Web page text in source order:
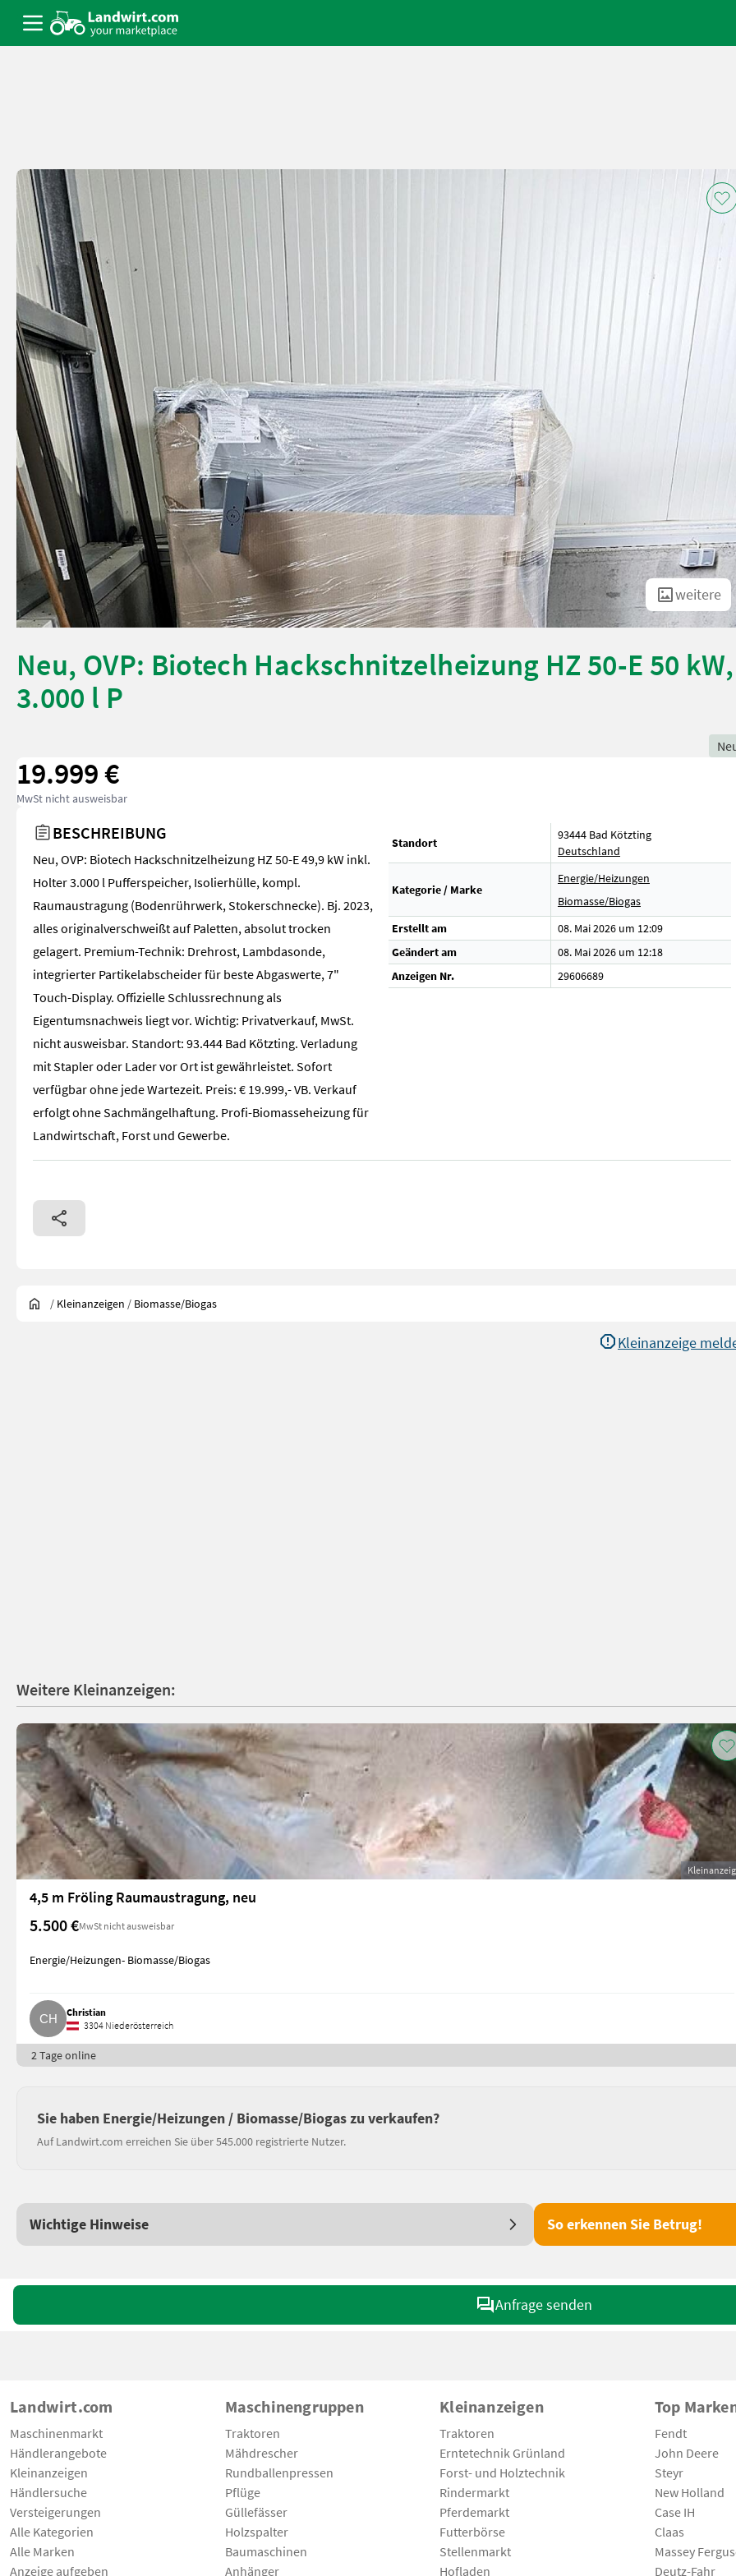
weitere
Neu, OVP: Biotech Hackschnitzelheizung HZ 50-E 50 kW,
3.000 l P
19.999 €
MwSt nicht ausweisbar
BESCHREIBUNG
Neu, OVP: Biotech Hackschnitzelheizung HZ 50-E 49,9 kW inkl.
Holter 3.000 l Pufferspeicher, Isolierhülle, kompl.
Raumaustragung (Bodenrührwerk, Stokerschnecke). Bj. 2023,
alles originalverschweißt auf Paletten, absolut trocken
gelagert. Premium-Technik: Drehrost, Lambdasonde,
integrierter Partikelabscheider für beste Abgaswerte, 7"
Touch-Display. Offizielle Schlussrechnung als
Eigentumsnachweis liegt vor. Wichtig: Privatverkauf, MwSt.
nicht ausweisbar. Standort: 93.444 Bad Kötzting. Verladung
mit Stapler oder Lader vor Ort ist gewährleistet. Sofort
verfügbar ohne jede Wartezeit. Preis: € 19.999,- VB. Verkauf
erfolgt ohne Sachmängelhaftung. Profi-Biomasseheizung für
Landwirtschaft, Forst und Gewerbe.
Standort
93444 Bad Kötzting
Deutschland
Kategorie / Marke
Energie/Heizungen
Biomasse/Biogas
Erstellt am
08. Mai 2026 um 12:09
Geändert am
08. Mai 2026 um 12:18
Anzeigen Nr.
29606689
/ Kleinanzeigen / Biomasse/Biogas
Kleinanzeige
Weitere Kleinanzeigen:
4,5 m Fröling Raumaustragung, neu
5.500 €MwSt nicht ausweisbar
Energie/Heizungen- Biomasse/Biogas
Christian
3304 Niederösterreich
2 Tage online
Sie haben Energie/Heizungen / Biomasse/Biogas zu verkaufen?
Auf Landwirt.com erreichen Sie über 545.000 registrierte Nutzer.
Wichtige Hinweise So erkennen Sie Betrug!
Anfrage senden
Landwirt.com
Maschinenmarkt
Händlerangebote
Kleinanzeigen
Händlersuche
Versteigerungen
Alle Kategorien
Alle Marken
Anzeige aufgeben
Maschinengruppen
Traktoren
Mähdrescher
Rundballenpressen
Pflüge
Güllefässer
Holzspalter
Baumaschinen
Anhänger
Kleinanzeigen
Traktoren
Erntetechnik Grünland
Forst- und Holztechnik
Rindermarkt
Pferdemarkt
Futterbörse
Stellenmarkt
Hofladen
Top
Fendt
John Deere
Steyr
New Holland
Case IH
Claas
Massey
Deutz-Fahr